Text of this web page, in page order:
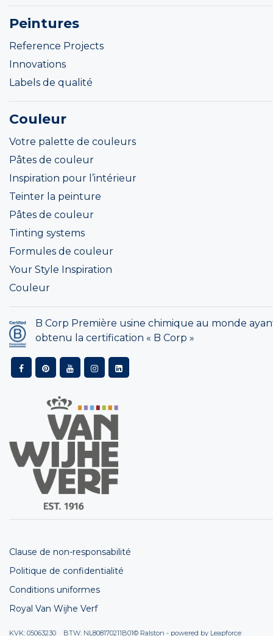
Peintures
Reference Projects
Innovations
Labels de qualité
Couleur
Votre palette de couleurs
Pâtes de couleur
Inspiration pour l’intérieur
Teinter la peinture
Pâtes de couleur
Tinting systems
Formules de couleur
Your Style Inspiration
Couleur
B Corp Première usine chimique au monde
obtenu la certification « B Corp »
Clause de non-responsabilité
Politique de confidentialité
Conditions uniformes
Royal Van Wijhe Verf
KVK: 05063230 BTW: NL808170211B01© Ralston - powered by Leapforce